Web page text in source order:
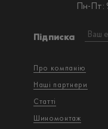
Про компанію
Наші партнери
Статті
Шиномонтаж
Підписка
Пн-Пт: